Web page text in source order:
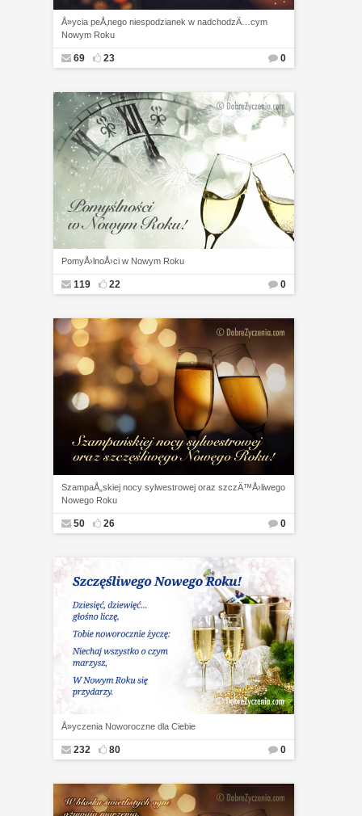
Å»ycia peÅ‚nego niespodzianek w nadchodzÄ…cym
Nowym Roku
69 23 0
PomyÅ›lnoÅ›ci w Nowym Roku
119 22 0
SzampaÅ„skiej nocy sylwestrowej oraz szczÄ™Å›liwego
Nowego Roku
50 26 0
Å»yczenia Noworoczne dla Ciebie
232 80 0